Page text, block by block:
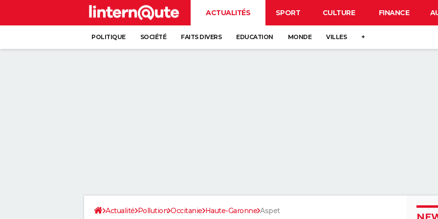
ACTUALITÉS SPORT CULTURE FINANCE
POLITIQUE SOCIÉTÉ FAITS DIVERS EDUCATION MONDE VILLES +
Actualité Pollution Occitanie Haute-Garonne Aspet